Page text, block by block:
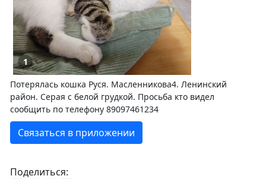
1
Потерялась кошка Руся. Масленникова4. Ленинский
район. Серая с белой грудкой. Просьба кто видел
сообщить по телефону 89097461234
Связаться в приложении
Поделиться: